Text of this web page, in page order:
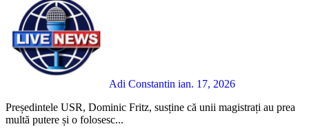
Adi Constantin ian. 17, 2026
Președintele USR, Dominic Fritz, susține că unii magistrați au prea
multă putere și o folosesc...